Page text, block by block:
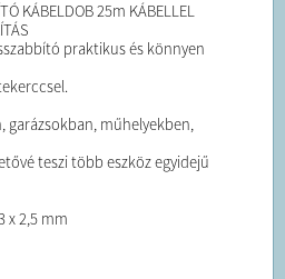
KÁBELDOB 25m KÁBELLEL
praktikus és könnyen
műhelyekben,
teszi több eszköz egyidejű
x 2,5 mm